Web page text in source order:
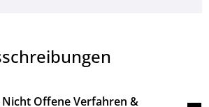
Offene Verfahren &